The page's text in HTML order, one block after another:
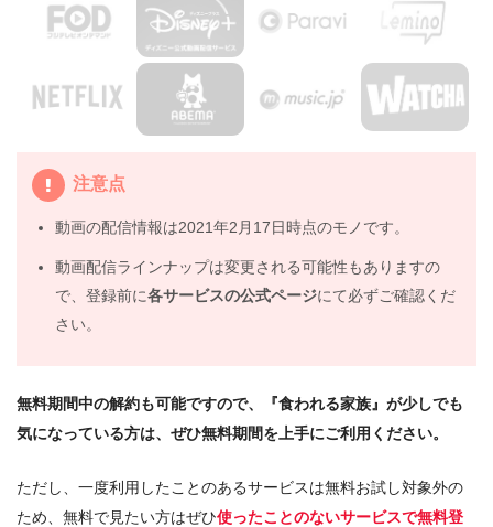
4.映画『食われる家族』の動画はDailymotionやPandora
ではなく、配信サービスで安全に見よう
5. 映画『食われる家族』動画フル無料視聴まとめ
注意点
動画の配信情報は2021年2月17日時点のモノです。
動画配信ラインナップは変更される可能性もありますの
で、登録前に各サービスの公式ページにて必ずご確認くだ
さい。
無料期間中の解約も可能ですので、『食われる家族』が少しでも
気になっている方は、ぜひ無料期間を上手にご利用ください。
ただし、一度利用したことのあるサービスは無料お試し対象外の
ため、無料で見たい方はぜひ使ったことのないサービスで無料登